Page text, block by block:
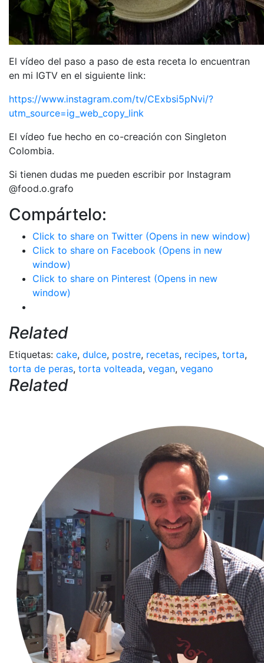
El vídeo del paso a paso de esta receta lo encuentran
en mi IGTV en el siguiente link:
https://www.instagram.com/tv/CExbsi5pNvi/?
utm_source=ig_web_copy_link
El vídeo fue hecho en co-creación con Singleton
Colombia.
Si tienen dudas me pueden escribir por Instagram
@food.o.grafo
Compártelo:
Click to share on Twitter (Opens in new window)
Click to share on Facebook (Opens in new
window)
Click to share on Pinterest (Opens in new
window)
Related
Etiquetas: cake, dulce, postre, recetas, recipes, torta,
torta de peras, torta volteada, vegan, vegano
Related